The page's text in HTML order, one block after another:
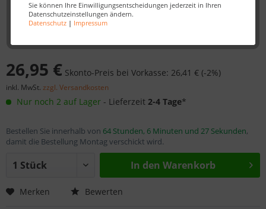
Sie können Ihre Einwilligungsentscheidungen jederzeit in Ihren
Datenschutzeinstellungen ändern.
Datenschutz| Impressum
26,95 € Skonto-Preis bei Vorkasse: 26,41 € (-2%)
inkl. MwSt. zzgl. Versandkosten
Nur noch 2 auf Lager - Lieferzeit 2-4 Tage*
Bestellen Sie innerhalb von 64 Stunden, 6 Minuten und 27 Sekunden,
damit die Bestellung Montag verschickt wird.
In den Warenkorb
Merken Bewerten